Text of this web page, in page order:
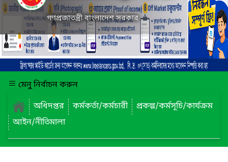
গণপ্রজাতন্ত্রী বাংলাদেশ সরকার
মেনু নির্বাচন করুন
অধিদপ্তর
কর্মকর্তা/কর্মচারী
প্রকল্প/কর্মসূচি/কার্যক্রম
আইন/নীতিমালা